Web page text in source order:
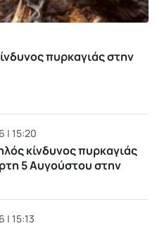
πυρκαγιάς στην
| 15:20
κίνδυνος πυρκαγιάς
5 Αυγούστου στην
| 15:13